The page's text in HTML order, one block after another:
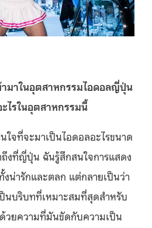
มาในอุตสาหกรรมไอดอลญี่ปุ่น
ไรในอุตสาหกรรมนี้
จที่จะมาเป็นไอดอลอะไรขนาด
งที่ญี่ปุ่น ฉันรู้สึกสนใจการแสดง
น่ารักและตลก แต่กลายเป็นว่า
นบริบทที่เหมาะสมที่สุดสำหรับ
วยความที่มันขัดกับความเป็น